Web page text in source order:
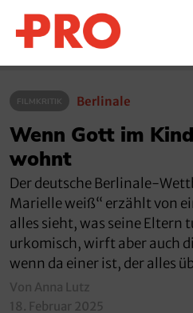
FILMKRITIK Berlinale
Wenn Gott im
wohnt
Der deutsche Berlinale-
Marielle weiß“ erzählt von
alles sieht, was seine Eltern
urkomisch, wirft aber auch
wenn da einer ist, der alles
Von Anna Lutz
18. Februar 2025